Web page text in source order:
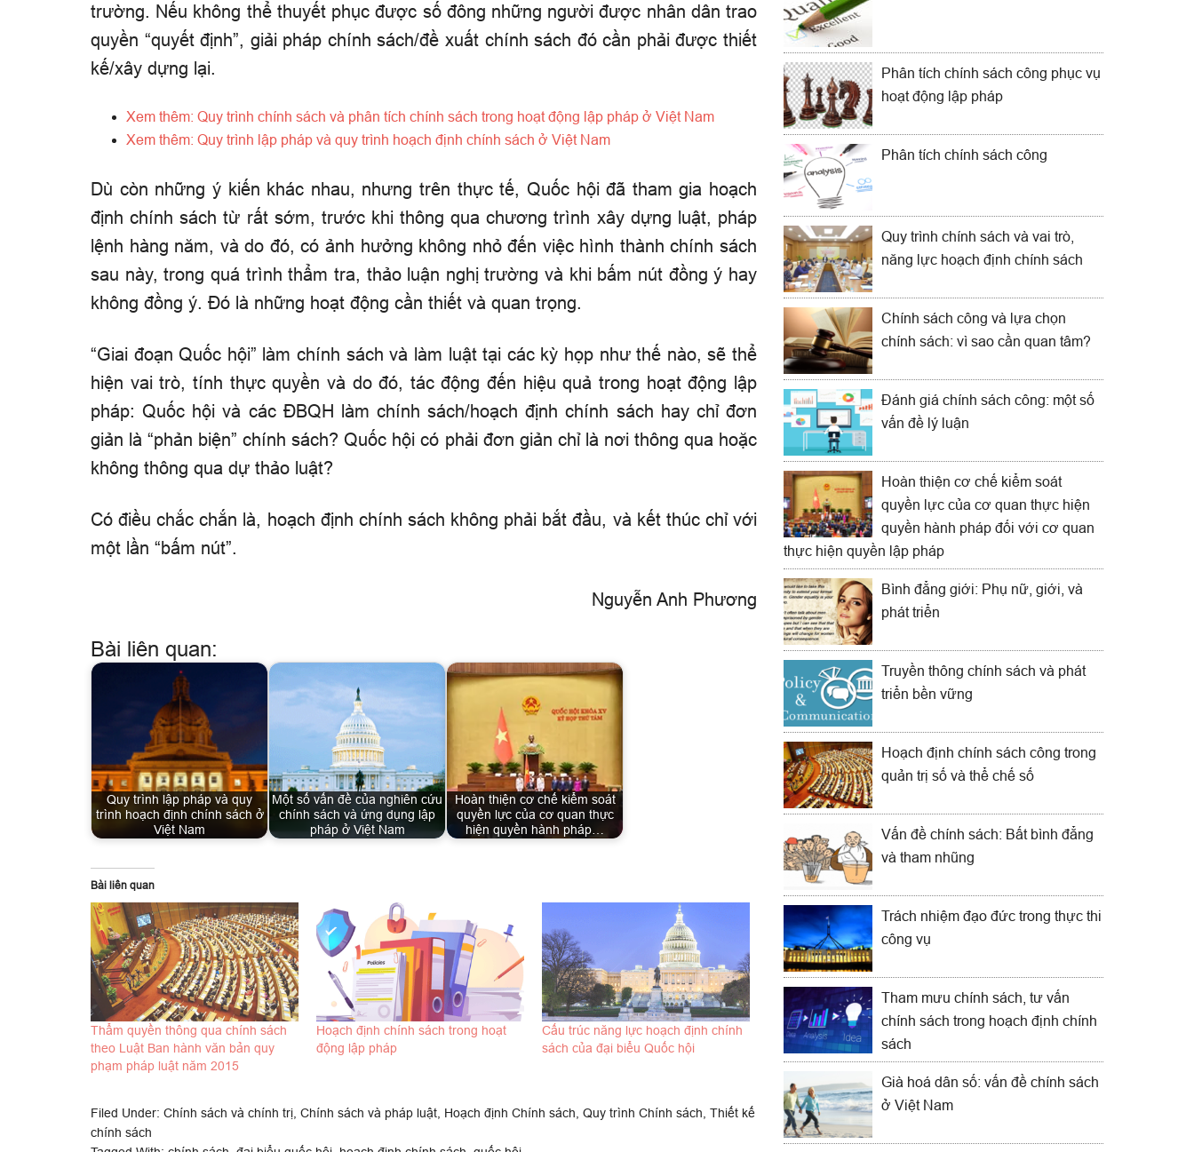
trường. Nếu không thể thuyết phục được số đông những người được nhân dân trao
quyền “quyết định”, giải pháp chính sách/đề xuất chính sách đó cần phải được thiết
kế/xây dựng lại.
Xem thêm: Quy trình chính sách và phân tích chính sách trong hoạt động lập pháp ở Việt Nam
Xem thêm: Quy trình lập pháp và quy trình hoạch định chính sách ở Việt Nam
Dù còn những ý kiến khác nhau, nhưng trên thực tế, Quốc hội đã tham gia hoạch
định chính sách từ rất sớm, trước khi thông qua chương trình xây dựng luật, pháp
lệnh hàng năm, và do đó, có ảnh hưởng không nhỏ đến việc hình thành chính sách
sau này, trong quá trình thẩm tra, thảo luận nghị trường và khi bấm nút đồng ý hay
không đồng ý. Đó là những hoạt động cần thiết và quan trọng.
“Giai đoạn Quốc hội” làm chính sách và làm luật tại các kỳ họp như thế nào, sẽ thể
hiện vai trò, tính thực quyền và do đó, tác động đến hiệu quả trong hoạt động lập
pháp: Quốc hội và các ĐBQH làm chính sách/hoạch định chính sách hay chỉ đơn
giản là “phản biện” chính sách? Quốc hội có phải đơn giản chỉ là nơi thông qua hoặc
không thông qua dự thảo luật?
Có điều chắc chắn là, hoạch định chính sách không phải bắt đầu, và kết thúc chỉ với
một lần “bấm nút”.
Nguyễn Anh Phương
Bài liên quan:
Quy trình lập pháp và quy
trình hoạch định chính sách ở
Việt Nam
Một số vấn đề của nghiên cứu
chính sách và ứng dụng lập
pháp ở Việt Nam
Hoàn thiện cơ chế kiểm soát
quyền lực của cơ quan thực
hiện quyền hành pháp…
Bài liên quan
Thẩm quyền thông qua chính sách
theo Luật Ban hành văn bản quy
phạm pháp luật năm 2015
Hoạch định chính sách trong hoạt
động lập pháp
Cấu trúc năng lực hoạch định chính
sách của đại biểu Quốc hội
Filed Under: Chính sách và chính trị Chính sách và pháp luật Hoạch định Chính sách Quy trình Chính sách Thiết kế
chính sách
Phân tích chính sách công phục vụ
hoạt động lập pháp
Phân tích chính sách công
Quy trình chính sách và vai trò,
năng lực hoạch định chính sách
Chính sách công và lựa chọn
chính sách: vì sao cần quan tâm?
Đánh giá chính sách công: một số
vấn đề lý luận
Hoàn thiện cơ chế kiểm soát
quyền lực của cơ quan thực hiện
quyền hành pháp đối với cơ quan
thực hiện quyền lập pháp
Bình đẳng giới: Phụ nữ, giới, và
phát triển
Truyền thông chính sách và phát
triển bền vững
Hoạch định chính sách công trong
quản trị số và thể chế số
Vấn đề chính sách: Bất bình đẳng
và tham nhũng
Trách nhiệm đạo đức trong thực thi
công vụ
Tham mưu chính sách, tư vấn
chính sách trong hoạch định chính
sách
Già hoá dân số: vấn đề chính sách
ở Việt Nam